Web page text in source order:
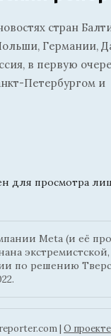
стран
Германии,
в первую
Петербургом и
для просмотра
Meta (и её
по решению
| О проекте